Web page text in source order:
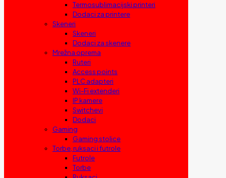
Termosublimacijski printeri
Dodaci za printere
Skeneri
Skeneri
Dodaci za skenere
Mrežna oprema
Ruteri
Access points
PLC adapteri
Wi-Fi extenderi
IP kamere
Switchevi
Dodaci
Gaming
Gaming stolice
Torbe, ruksaci i futrole
Futrole
Torbe